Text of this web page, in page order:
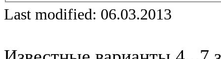
Last modified: 06.03.2013